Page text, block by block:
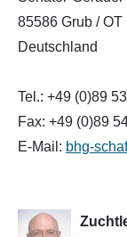
85586 Grub / OT
Deutschland
Tel.: +49 (0)89
Fax: +49 (0)89
E-Mail: bhg-
Formulare/
Preisrichter in
Neueinsteiger
Walliser
Zwartbles
Landschaf
Rouge de
Schwarzes